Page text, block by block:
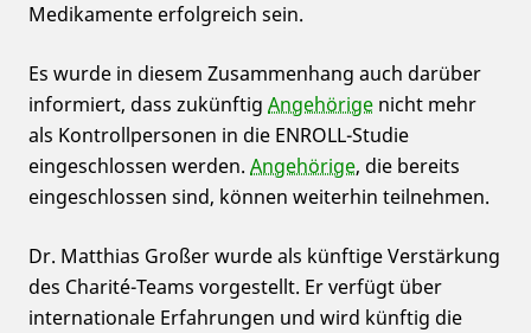
Medikamente erfolgreich sein.
Es wurde in diesem Zusammenhang auch darüber
informiert, dass zukünftig Angehörige nicht mehr
als Kontrollpersonen in die ENROLL-Studie
eingeschlossen werden. Angehörige, die bereits
eingeschlossen sind, können weiterhin teilnehmen.
Dr. Matthias Großer wurde als künftige Verstärkung
des Charité-Teams vorgestellt. Er verfügt über
internationale Erfahrungen und wird künftig die